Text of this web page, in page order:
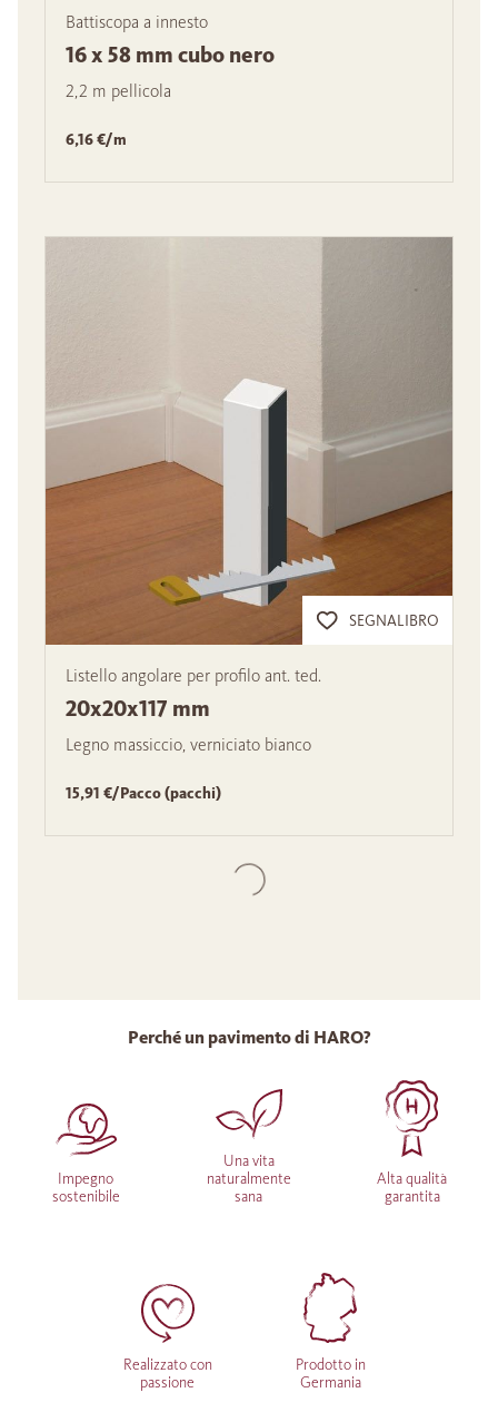
Battiscopa a innesto
16 x 58 mm cubo nero
2,2 m pellicola
6,16 €/m
SEGNALIBRO
Listello angolare per profilo ant. ted.
20x20x117 mm
Legno massiccio, verniciato bianco
15,91 €/Pacco (pacchi)
Perché un pavimento di HARO?
Impegno
sostenibile
Una vita
naturalmente
sana
Alta qualità
garantita
Realizzato con
passione
Prodotto in
Germania